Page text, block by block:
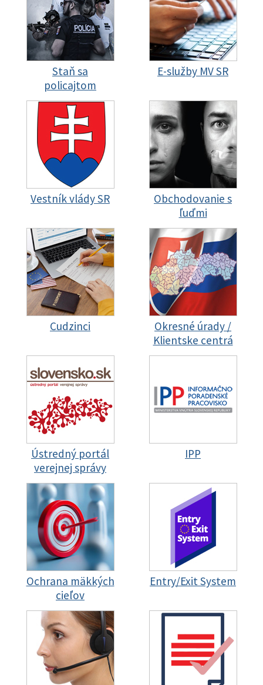
Staň sa
policajtom
E-služby MV SR
Vestník vlády SR
Obchodovanie s
ľuďmi
Cudzinci
Okresné úrady /
Klientske centrá
Ústredný portál
verejnej správy
IPP
Ochrana mäkkých
cieľov
Entry/Exit System